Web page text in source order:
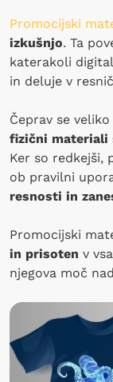
Promocijski
izkušnjo. Ta
katerakoli
in deluje v
Čeprav se
fizični materiali
Ker so redkejši,
ob pravilni
resnosti in
Promocijski
in prisoten v
njegova moč